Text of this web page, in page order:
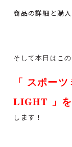
商品の詳細と購
そして本日はこ
「 スポー
LIGHT 」
します！